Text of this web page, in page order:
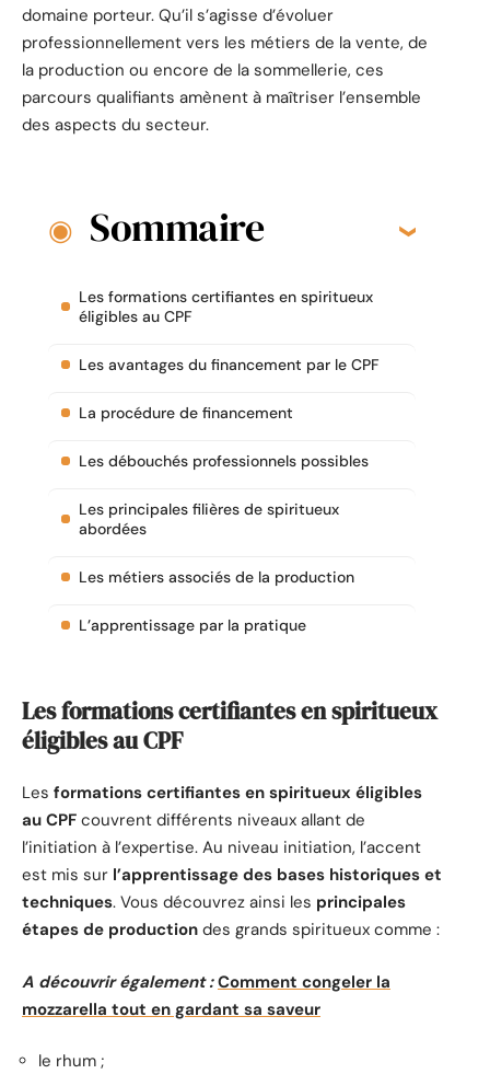
domaine porteur. Qu’il s’agisse d’évoluer
professionnellement vers les métiers de la vente, de
la production ou encore de la sommellerie, ces
parcours qualifiants amènent à maîtriser l’ensemble
des aspects du secteur.
Sommaire
Les formations certifiantes en spiritueux
éligibles au CPF
Les avantages du financement par le CPF
La procédure de financement
Les débouchés professionnels possibles
Les principales filières de spiritueux
abordées
Les métiers associés de la production
L’apprentissage par la pratique
Les formations certifiantes en spiritueux
éligibles au CPF
Les formations certifiantes en spiritueux éligibles
au CPF couvrent différents niveaux allant de
l’initiation à l’expertise. Au niveau initiation, l’accent
est mis sur l’apprentissage des bases historiques et
techniques. Vous découvrez ainsi les principales
étapes de production des grands spiritueux comme :
A découvrir également : Comment congeler la
mozzarella tout en gardant sa saveur
le rhum ;